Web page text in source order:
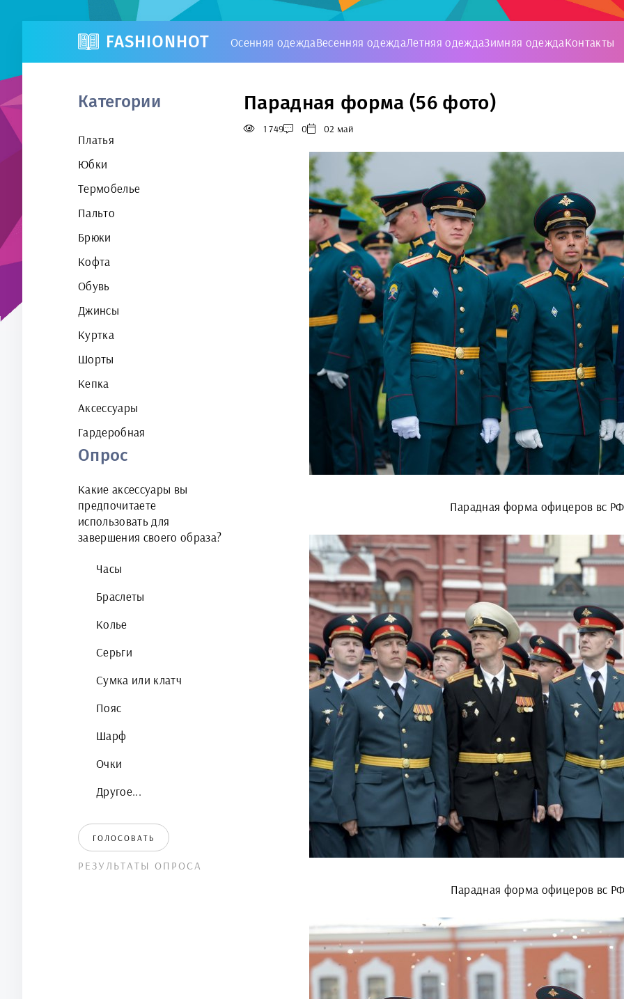
FASHIONHOT Осенняя одеждаВесенняя одеждаЛетняя одеждаЗимняя одеждаКонтакты
Категории
Платья
Юбки
Термобелье
Пальто
Брюки
Кофта
Обувь
Джинсы
Куртка
Шорты
Кепка
Аксессуары
Гардеробная
Опрос
Какие аксессуары вы
предпочитаете
использовать для
завершения своего образа?
Часы
Браслеты
Колье
Серьги
Сумка или клатч
Пояс
Шарф
Очки
Другое...
ГОЛОСОВАТЬ
РЕЗУЛЬТАТЫ ОПРОСА
Парадная форма (56 фото)
1 749 0 02 май
Парадная форма офицеров вс
Парадная форма офицеров вс